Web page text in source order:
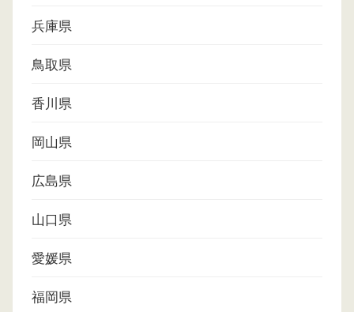
兵庫県
鳥取県
香川県
岡山県
広島県
山口県
愛媛県
福岡県